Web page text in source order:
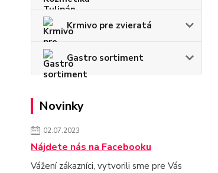
Krmivo pre zvieratá
Gastro sortiment
Novinky
02.07.2023
Nájdete nás na Facebooku
Vážení zákazníci, vytvorili sme pre Vás